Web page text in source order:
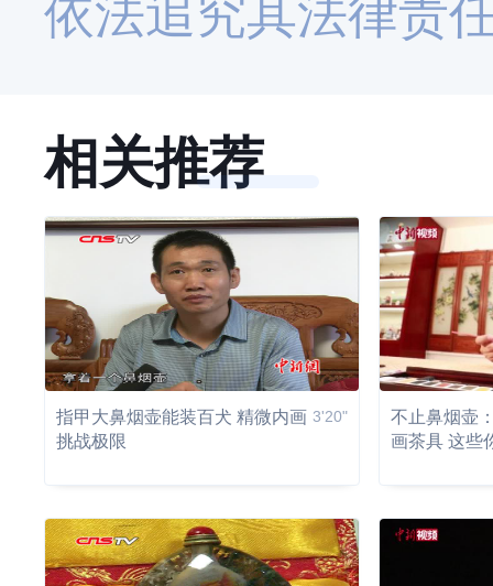
依法追究其法律责
相关推荐
指甲大鼻烟壶能装百犬 精微内画
挑战极限
3'20"
不止鼻烟壶
画茶具 这些